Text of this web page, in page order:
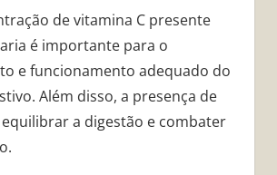
de vitamina C presente
é importante para o
e funcionamento adequado do
Além disso, a presença de
a digestão e combater